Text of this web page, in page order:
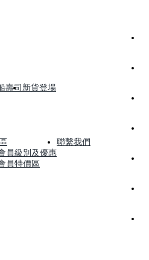
壽司 新貨登場
員級別及優惠
員特價區
聯繫我們